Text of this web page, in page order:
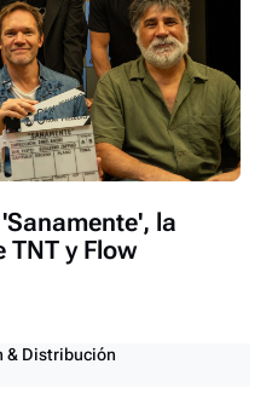
la
TNT y Flow
& Distribución